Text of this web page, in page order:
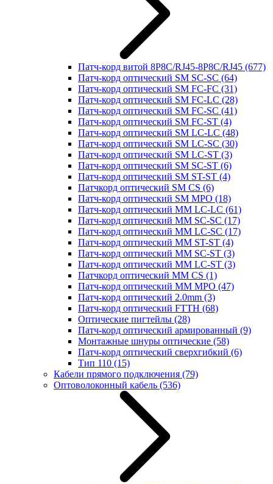
Патч-корд витой 8P8C/RJ45-8P8C/RJ45 (677)
Патч-корд оптический SM SC-SC (64)
Патч-корд оптический SM FC-FC (31)
Патч-корд оптический SM FC-LC (28)
Патч-корд оптический SM FC-SC (41)
Патч-корд оптический SM FC-ST (4)
Патч-корд оптический SM LC-LC (48)
Патч-корд оптический SM LC-SC (30)
Патч-корд оптический SM LC-ST (3)
Патч-корд оптический SM SC-ST (6)
Патч-корд оптический SM ST-ST (4)
Патчкорд оптический SM CS (6)
Патч-корд оптический SM MPO (18)
Патч-корд оптический MM LC-LC (61)
Патч-корд оптический MM SC-SC (17)
Патч-корд оптический MM LC-SC (17)
Патч-корд оптический MM ST-ST (4)
Патч-корд оптический MM SC-ST (3)
Патч-корд оптический MM LC-ST (3)
Патчкорд оптический MM CS (1)
Патч-корд оптический MM MPO (47)
Патч-корд оптический 2.0mm (3)
Патч-корд оптический FTTH (68)
Оптические пигтейлы (28)
Патч-корд оптический армированный (9)
Монтажные шнуры оптические (58)
Патч-корд оптический сверхгибкий (6)
Тип 110 (15)
Кабели прямого подключения (79)
Оптоволоконный кабель (536)